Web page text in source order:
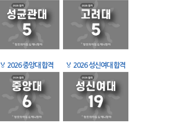
🏅 2026 중앙대 합격 🏅 2026 성신여대 합격